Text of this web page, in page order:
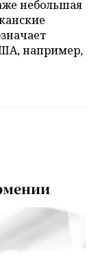
небольшая
например,